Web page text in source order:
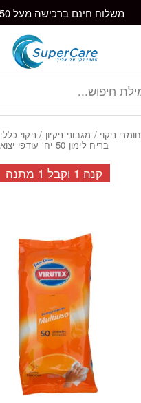
משלוח חינם ברכישה מעל ₪350
חומרי ניקוי / מגבוני ניקיון / ניקוי כללי
בריח לימון 50 יח’ עודפי יצוא
קנה 1 וקבל 1 מתנה